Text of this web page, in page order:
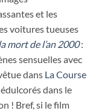
et les
voitures tueuses
mort de l’an 2000:
sensuelles avec
dans La Course
dans le
! Bref, si le film